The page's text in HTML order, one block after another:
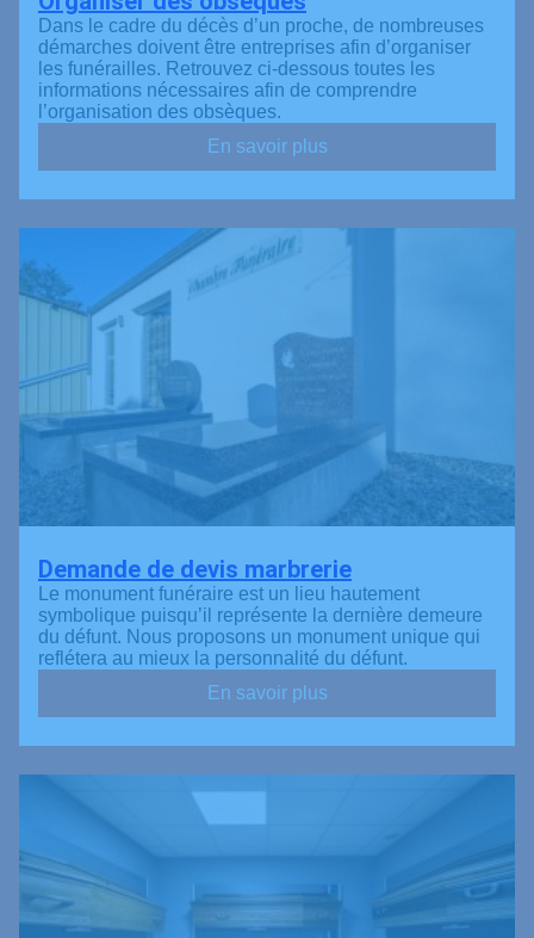
Dans le cadre du décès d’un proche, de nombreuses
démarches doivent être entreprises afin d’organiser
les funérailles. Retrouvez ci-dessous toutes les
informations nécessaires afin de comprendre
l’organisation des obsèques.
En savoir plus
Demande de devis marbrerie
Le monument funéraire est un lieu hautement
symbolique puisqu’il représente la dernière demeure
du défunt. Nous proposons un monument unique qui
reflétera au mieux la personnalité du défunt.
En savoir plus